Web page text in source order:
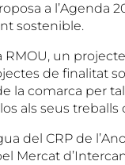
a l’Agenda
sostenible.
RMOU, un
de finalitat
la comarca per
als seus
del CRP de
Mercat